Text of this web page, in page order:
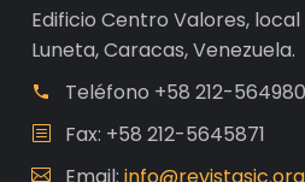
Edificio Centro Valores, local
Luneta, Caracas, Venezuela.
Teléfono +58 212-
Fax: +58 212-5645871